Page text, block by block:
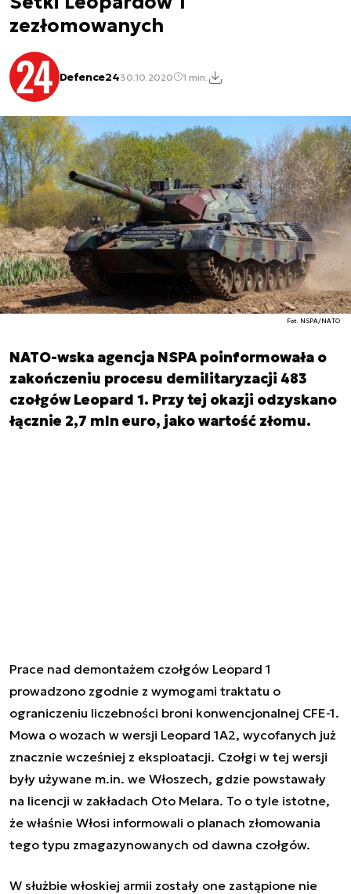
zezłomowanych
Defence2430.10.2020 1 min.
Fot. NSPA/NATO
NATO-wska agencja NSPA poinformowała o
zakończeniu procesu demilitaryzacji 483
czołgów Leopard 1. Przy tej okazji odzyskano
łącznie 2,7 mln euro, jako wartość złomu.
Prace nad demontażem czołgów Leopard 1
prowadzono zgodnie z wymogami traktatu o
ograniczeniu liczebności broni konwencjonalnej CFE-1.
Mowa o wozach w wersji Leopard 1A2, wycofanych już
znacznie wcześniej z eksploatacji. Czołgi w tej wersji
były używane m.in. we Włoszech, gdzie powstawały
na licencji w zakładach Oto Melara. To o tyle istotne,
że właśnie Włosi informowali o planach złomowania
tego typu zmagazynowanych od dawna czołgów.
W służbie włoskiej armii zostały one zastąpione nie